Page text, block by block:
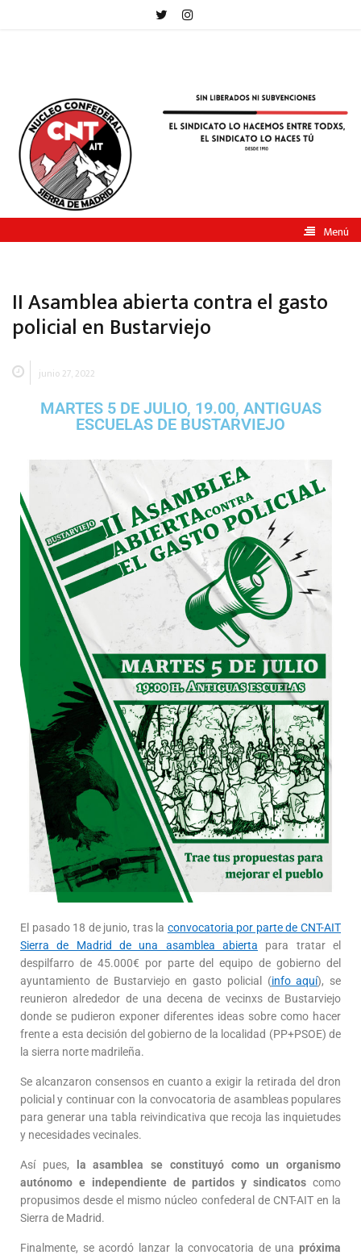
CNT-
AIT
Menú
II Asamblea abierta contra el gasto
policial en Bustarviejo
junio 27, 2022
MARTES 5 DE JULIO, 19.00, ANTIGUAS
ESCUELAS DE BUSTARVIEJO
El pasado 18 de junio, tras la convocatoria por parte de CNT-AIT
Sierra de Madrid de una asamblea abierta para tratar el
despilfarro de 45.000€ por parte del equipo de gobierno del
ayuntamiento de Bustarviejo en gasto policial (info aquí), se
reunieron alrededor de una decena de vecinxs de Bustarviejo
donde se pudieron exponer diferentes ideas sobre como hacer
frente a esta decisión del gobierno de la localidad (PP+PSOE) de
la sierra norte madrileña.
Se alcanzaron consensos en cuanto a exigir la retirada del dron
policial y continuar con la convocatoria de asambleas populares
para generar una tabla reivindicativa que recoja las inquietudes
y necesidades vecinales.
Así pues, la asamblea se constituyó como un organismo
autónomo e independiente de partidos y sindicatos como
propusimos desde el mismo núcleo confederal de CNT-AIT en la
Sierra de Madrid.
Finalmente, se acordó lanzar la convocatoria de una próxima